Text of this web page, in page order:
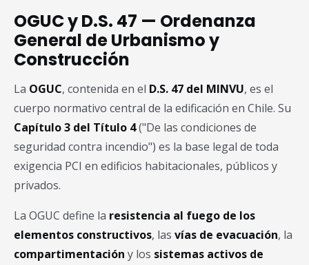
OGUC y D.S. 47 — Ordenanza
General de Urbanismo y
Construcción
La OGUC, contenida en el D.S. 47 del MINVU, es el
cuerpo normativo central de la edificación en Chile. Su
Capítulo 3 del Título 4("De las condiciones de
seguridad contra incendio") es la base legal de toda
exigencia PCI en edificios habitacionales, públicos y
privados.
La OGUC define la resistencia al fuego de los
elementos constructivos, las vías de evacuación, la
compartimentación y los sistemas activos de